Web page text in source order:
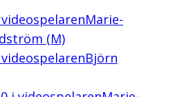
Marie-
(M)
Björn